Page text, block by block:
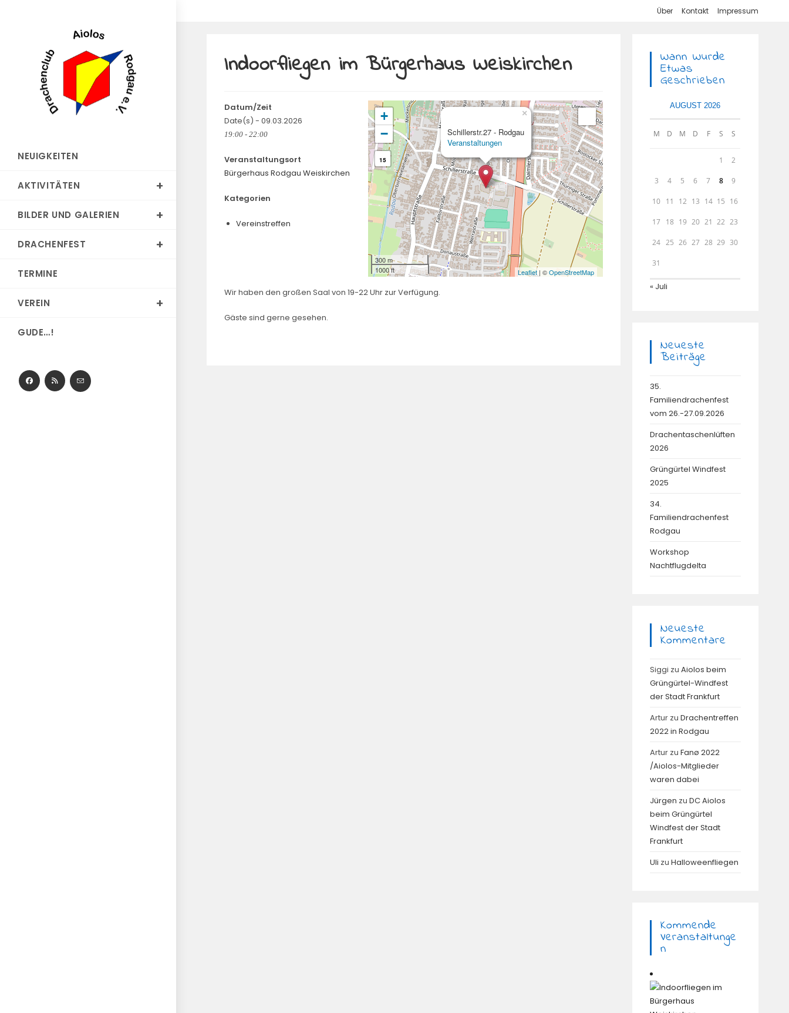
Über Kontakt Impressum
NEUIGKEITEN
AKTIVITÄTEN
BILDER UND GALERIEN
DRACHENFEST
TERMINE
VEREIN
GUDE…!
Indoorfliegen im Bürgerhaus Weiskirchen
Schillerstr.27 - Rodgau
Veranstaltungen
×
+
−
15
300 m
1000 ft
Leaflet| ©OpenStreetMap
Datum/Zeit
Date(s) - 09.03.2026
19:00 - 22:00
Veranstaltungsort
Bürgerhaus Rodgau Weiskirchen
Kategorien
Vereinstreffen
Wir haben den großen Saal von 19-22 Uhr zur Verfügung.
Gäste sind gerne gesehen.
Wann Wurde
Etwas
Geschrieben
AUGUST 2026
M D M D F S S
1 2
3 4 5 6 7 8 9
10 11 12 13 14 15 16
17 18 19 20 21 22 23
24 25 26 27 28 29 30
31
« Juli
Neueste
Beiträge
35.
Familiendrachenfest
vom 26.-27.09.2026
Drachentaschenlüften
2026
Grüngürtel Windfest
2025
34.
Familiendrachenfest
Rodgau
Workshop
Nachtflugdelta
Neueste
Kommentare
Siggi zu Aiolos beim
Grüngürtel-Windfest
der Stadt Frankfurt
Arturzu Drachentreffen
2022 in Rodgau
Arturzu Fanø 2022
/Aiolos-Mitglieder
waren dabei
Jürgen zu DC Aiolos
beim Grüngürtel
Windfest der Stadt
Frankfurt
Uli zu Halloweenfliegen
Kommende
Veranstaltunge
N